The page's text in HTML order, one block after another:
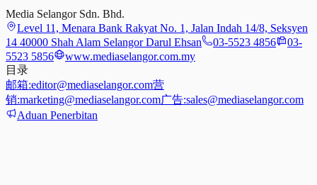
Media Selangor Sdn. Bhd.
Level 11, Menara Bank Rakyat No. 1, Jalan Indah 14/8, Seksyen
14 40000 Shah Alam Selangor Darul Ehsan
03-5523 4856
03-
5523 5856
www.mediaselangor.com.my
目录
邮箱:editor@mediaselangor.com营
销:marketing@mediaselangor.com广告:sales@mediaselangor.com
Aduan Penerbitan